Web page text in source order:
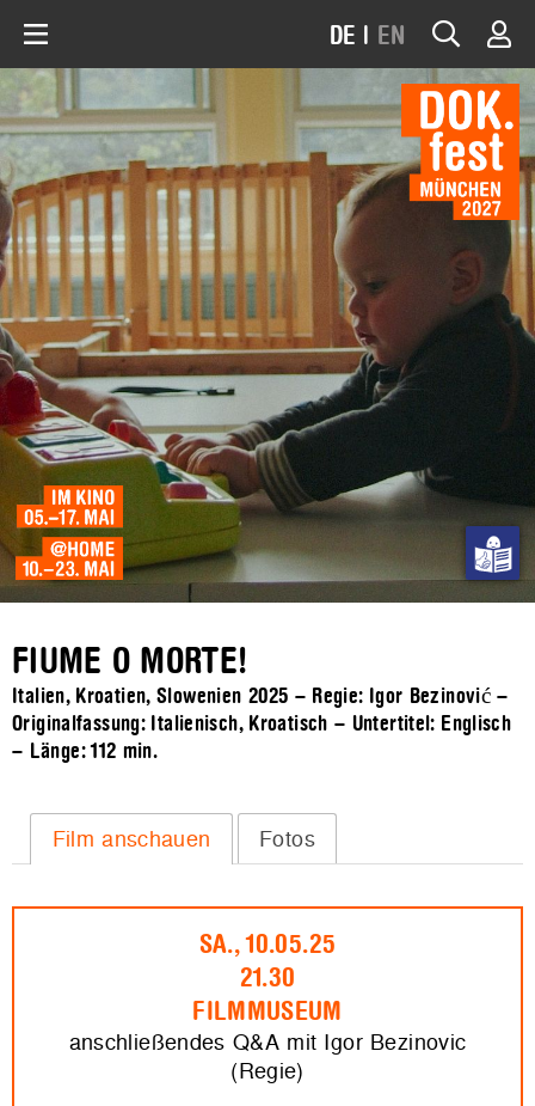
DE | EN
FIUME O MORTE!
Italien, Kroatien, Slowenien 2025 – Regie: Igor Bezinović –
Originalfassung: Italienisch, Kroatisch – Untertitel: Englisch
– Länge:112 min.
Film anschauen Fotos
SA., 10.05.25
21.30
FILMMUSEUM
anschließendes Q&A mit Igor Bezinovic
(Regie)